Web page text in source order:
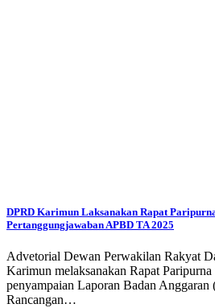
DPRD Karimun Laksanakan Rapat
Pertanggungjawaban APBD TA 2025
Advetorial Dewan Perwakilan Rakyat
Karimun melaksanakan Rapat Paripurna
penyampaian Laporan Badan Anggaran
Rancangan…